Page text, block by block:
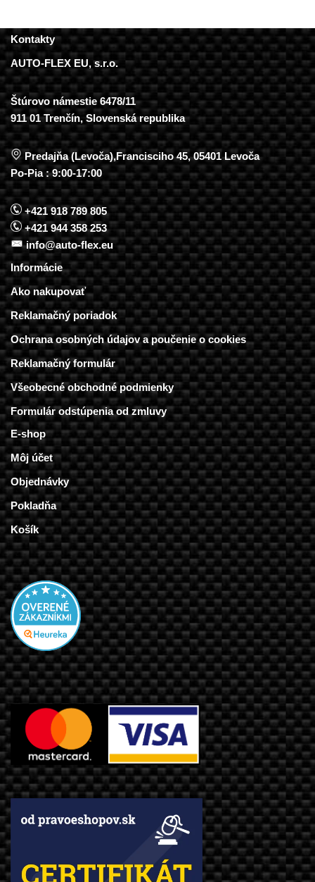
Kontakty
AUTO-FLEX EU, s.r.o.
Štúrovo námestie 6478/11
911 01 Trenčín, Slovenská republika
Predajňa (Levoča),Francisciho 45, 05401 Levoča
Po-Pia : 9:00-17:00
+421 918 789 805
+421 944 358 253
info@auto-flex.eu
Informácie
Ako nakupovať
Reklamačný poriadok
Ochrana osobných údajov a poučenie o cookies
Reklamačný formulár
Všeobecné obchodné podmienky
Formulár odstúpenia od zmluvy
E-shop
Môj účet
Objednávky
Pokladňa
Košík